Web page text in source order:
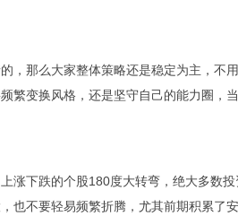
，那么大家整体策略还是稳定为主，不
繁变换风格，还是坚守自己的能力圈，
涨下跌的个股180度大转弯，绝大多数投
也不要轻易频繁折腾，尤其前期积累了